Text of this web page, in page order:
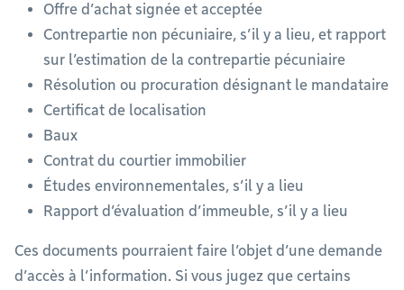
Offre d’achat signée et acceptée
Contrepartie non pécuniaire, s’il y a lieu, et rapport
sur l’estimation de la contrepartie pécuniaire
Résolution ou procuration désignant le mandataire
Certificat de localisation
Baux
Contrat du courtier immobilier
Études environnementales, s’il y a lieu
Rapport d’évaluation d’immeuble, s’il y a lieu
Ces documents pourraient faire l’objet d’une demande
d’accès à l’information. Si vous jugez que certains